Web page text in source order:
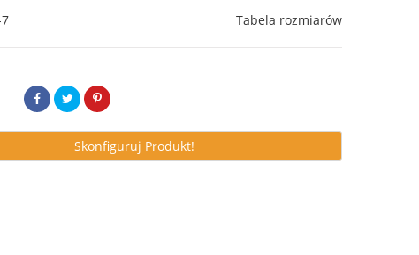
Tabela rozmiarów
Skonfiguruj Produkt!